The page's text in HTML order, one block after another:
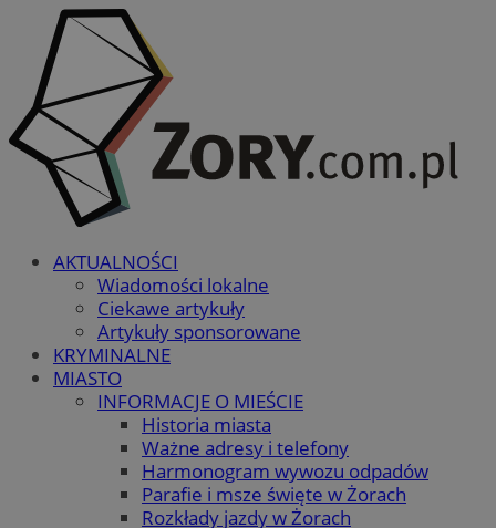
AKTUALNOŚCI
Wiadomości lokalne
Ciekawe artykuły
Artykuły sponsorowane
KRYMINALNE
MIASTO
INFORMACJE O MIEŚCIE
Historia miasta
Ważne adresy i telefony
Harmonogram wywozu odpadów
Parafie i msze święte w Żorach
Rozkłady jazdy w Żorach